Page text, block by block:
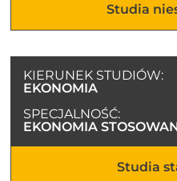
Studia
KIERUNEK STUDIÓW:
EKONOMIA
SPECJALNOŚĆ:
EKONOMIA
Studia